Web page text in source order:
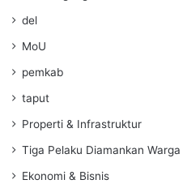
del
MoU
pemkab
taput
Properti & Infrastruktur
Tiga Pelaku Diamankan Warga
Ekonomi & Bisnis